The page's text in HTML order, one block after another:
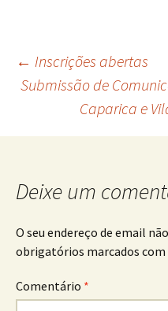
← Inscrições abertas
Submissão de
Caparica e
Deixe um
O seu endereço de email
obrigatórios marcados com
Comentário *